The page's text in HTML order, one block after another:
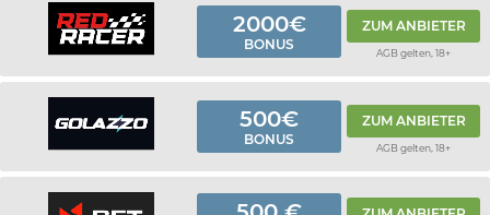
2000€
BONUS
ZUM ANBIETER
AGB gelten, 18+
500€
BONUS
ZUM ANBIETER
AGB gelten, 18+